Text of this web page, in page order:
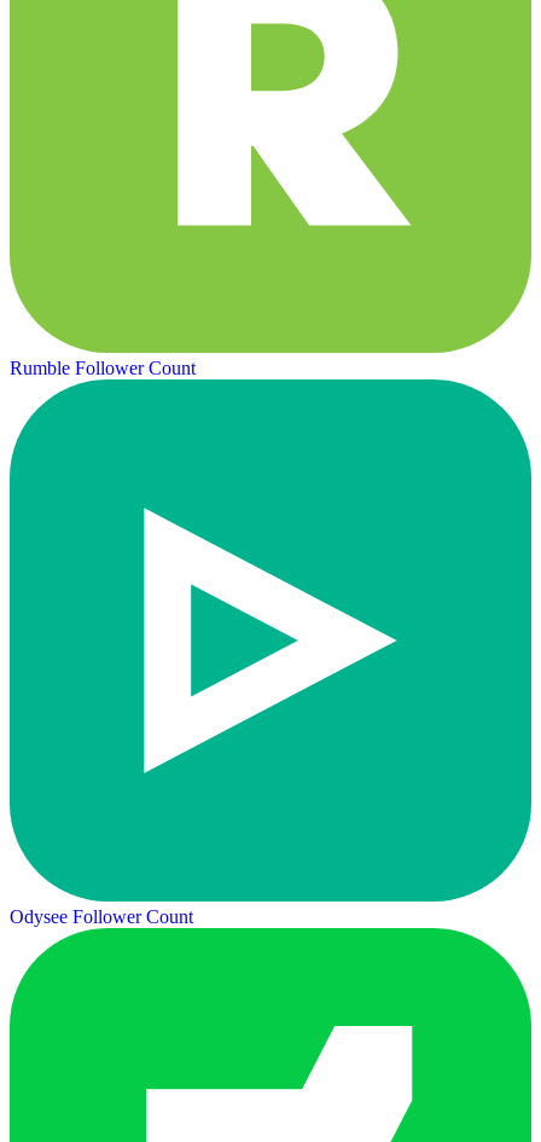
Rumble Follower Count
Odysee Follower Count